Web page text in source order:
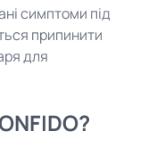
симптоми під
припинити
для